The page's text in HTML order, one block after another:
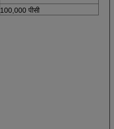
100,000 पीसी